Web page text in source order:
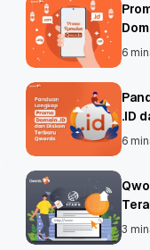
6
.ID
6
3